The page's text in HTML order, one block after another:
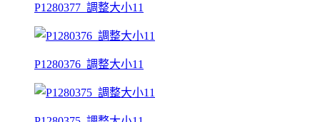
P1280377_調整大小11
P1280376_調整大小11